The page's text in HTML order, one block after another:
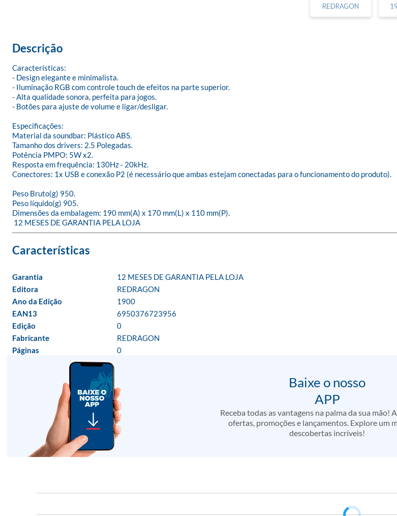
REDRAGON
Descrição
Características:
- Design elegante e minimalista.
- Iluminação RGB com controle touch de efeitos na parte superior.
- Alta qualidade sonora, perfeita para jogos.
- Botões para ajuste de volume e ligar/desligar.
Especificações:
Material da soundbar: Plástico ABS.
Tamanho dos drivers: 2.5 Polegadas.
Potência PMPO: 5W x2.
Resposta em frequência: 130Hz - 20kHz.
Conectores: 1x USB e conexão P2 (é necessário que ambas estejam conectadas para o funcionamento do produto).
Peso Bruto(g) 950.
Peso líquido(g) 905.
Dimensões da embalagem: 190 mm(A) x 170 mm(L) x 110 mm(P).
12 MESES DE GARANTIA PELA LOJA
Garantia
12 MESES DE GARANTIA PELA LOJA
Editora
REDRAGON
Ano da Edição
1900
EAN13
6950376723956
Edição
0
Fabricante
REDRAGON
Páginas
0
Baixe o nosso
APP
Receba todas as vantagens na palma da sua mão!
ofertas, promoções e lançamentos. Explore um
descobertas incríveis!